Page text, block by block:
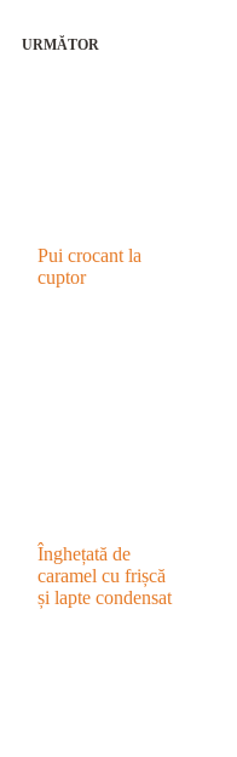
URMĂTOR
Pui crocant la
cuptor
Înghețată de
caramel cu frișcă
și lapte condensat